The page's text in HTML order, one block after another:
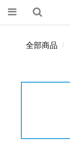
全部商品